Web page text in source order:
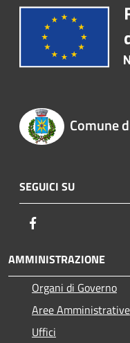
Comune
SEGUICI SU
AMMINISTRAZIONE
Organi di Governo
Aree Amministrative
Uffici